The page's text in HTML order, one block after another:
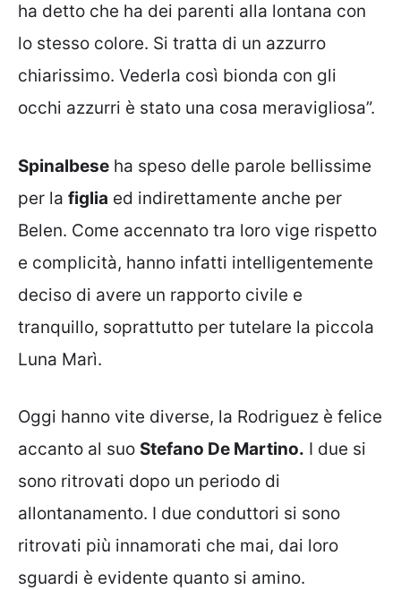
ha detto che ha dei parenti alla lontana con
lo stesso colore. Si tratta di un azzurro
chiarissimo. Vederla così bionda con gli
occhi azzurri è stato una cosa meravigliosa”.
Spinalbese ha speso delle parole bellissime
per la figlia ed indirettamente anche per
Belen. Come accennato tra loro vige rispetto
e complicità, hanno infatti intelligentemente
deciso di avere un rapporto civile e
tranquillo, soprattutto per tutelare la piccola
Luna Marì.
Oggi hanno vite diverse, la Rodriguez è felice
accanto al suo Stefano De Martino. I due si
sono ritrovati dopo un periodo di
allontanamento. I due conduttori si sono
ritrovati più innamorati che mai, dai loro
sguardi è evidente quanto si amino.